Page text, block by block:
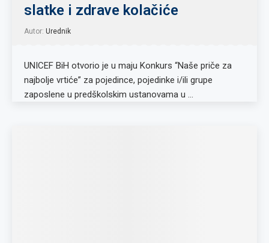
slatke i zdrave kolačiće
Autor: Urednik
UNICEF BiH otvorio je u maju Konkurs “Naše priče za
najbolje vrtiće” za pojedince, pojedinke i/ili grupe
zaposlene u predškolskim ustanovama u …